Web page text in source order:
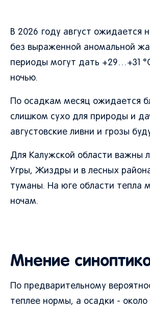
В 2026 году август ожидается
без выраженной аномальной
периоды могут дать +29…+31
ночью.
По осадкам месяц ожидается
слишком сухо для природы и
августовские ливни и грозы
Для Калужской области важны
Угры, Жиздры и в лесных
туманы. На юге области тепла
ночам.
Мнение
По предварительному
теплее нормы, а осадки -